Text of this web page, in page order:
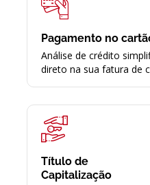
Pagamento no
Análise de crédito
direto na sua fatura de
Título de
Capitalização